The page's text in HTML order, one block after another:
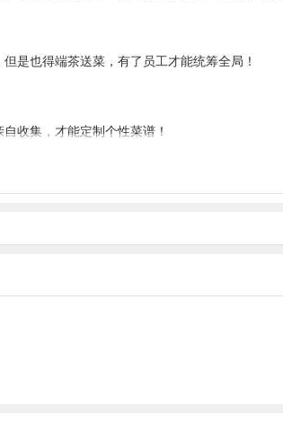
是也得端茶送菜，有了员工才能统筹全局！
收集，才能定制个性菜谱！
备是必不可少，但是要买哪个就看老板你自己喽